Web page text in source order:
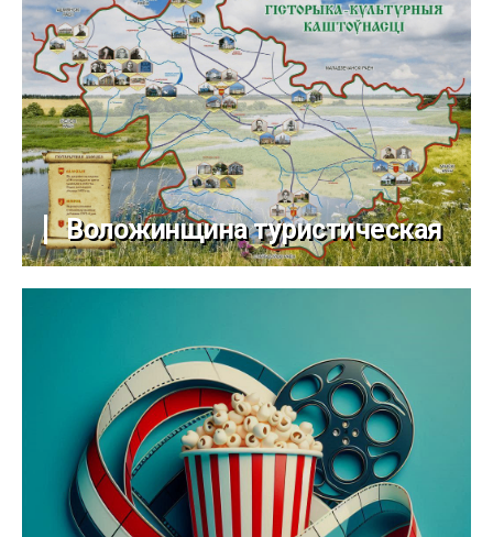
Воложинщина туристическая